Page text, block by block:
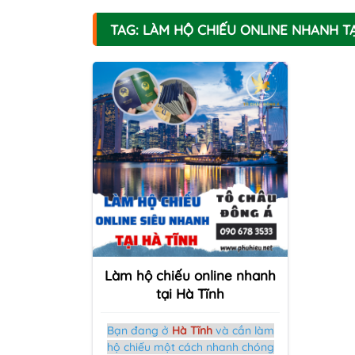
TAG: LÀM HỘ CHIẾU ONLINE NHANH
Làm hộ chiếu online nhanh
tại Hà Tĩnh
Bạn đang ở Hà Tĩnhvà cần làm
hộ chiếu một cách nhanh chóng